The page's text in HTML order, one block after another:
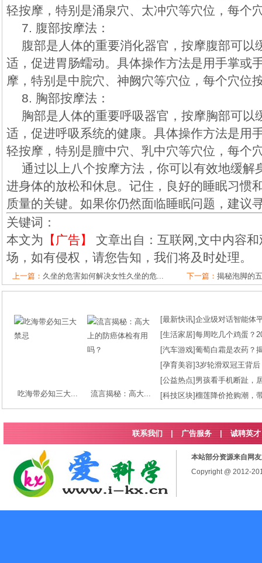
轻按摩，特别是涌泉穴、太冲穴等穴位，每个
7. 腹部按摩法：
腹部是人体的重要消化器官，按摩腹部可以
适，促进胃肠蠕动。具体操作方法是用手掌或
摩，特别是中脘穴、神阙穴等穴位，每个穴位
8. 胸部按摩法：
胸部是人体的重要呼吸器官，按摩胸部可以
适，促进呼吸系统的健康。具体操作方法是用
轻按摩，特别是膻中穴、乳中穴等穴位，每个
通过以上八个按摩方法，你可以有效地缓解
进身体的放松和休息。记住，良好的睡眠习惯
质量的关键。如果你仍然面临睡眠问题，建议
关键词：
本文为 【广告】
文章出自：互联网,文中内容
场，如有侵权，请您告知，我们将及时处理。
上一篇： 久坐的危害如何解决女性久坐的危... 下一篇： 揭秘泡脚的
吃海带必知三大... 流言揭秘：高大...
[最新快讯]企业级对话智能体
[生活家居]每周吃几个鸡蛋？
[汽车游戏]葡萄白霜是农药？
[孕育美容]3岁轮滑双冠王背
[公益热点] 男孩看手机断趾，
[科技区块]榴莲降价抢购潮，
联系我们 广告服务 | 诚聘英才
本站部分资源来自网
Copyright @ 2012-